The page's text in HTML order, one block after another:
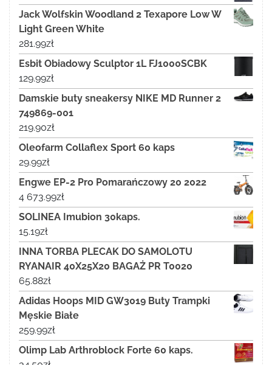
Jack Wolfskin Woodland 2 Texapore Low W
Light Green White
281.99zł
Esbit Obiadowy Sculptor 1L FJ1000SCBK
129.99zł
Damskie buty sneakersy NIKE MD Runner 2
749869-001
219.90zł
Oleofarm Collaflex Sport 60 kaps
29.99zł
Engwe EP-2 Pro Pomarańczowy 20 2022
4 673.99zł
SOLINEA Imubion 30kaps.
15.19zł
INNA TORBA PLECAK DO SAMOLOTU
RYANAIR 40X25X20 BAGAŻ PR T0020
65.88zł
Adidas Hoops MID GW3019 Buty Trampki
Męskie Białe
259.99zł
Olimp Lab Arthroblock Forte 60 kaps.